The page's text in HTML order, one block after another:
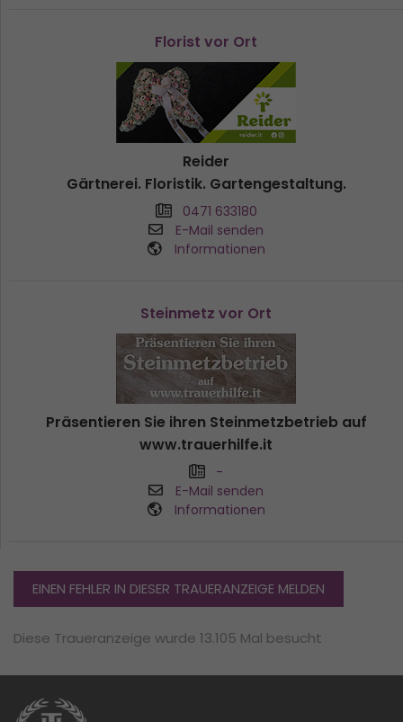
Florist vor Ort
Reider
Gärtnerei. Floristik. Gartengestaltung.
0471 633180
E-Mail senden
Informationen
Steinmetz vor Ort
Präsentieren Sie ihren Steinmetzbetrieb auf
www.trauerhilfe.it
-
E-Mail senden
Informationen
EINEN FEHLER IN DIESER TRAUERANZEIGE MELDEN
Diese Traueranzeige wurde 13.105 Mal besucht